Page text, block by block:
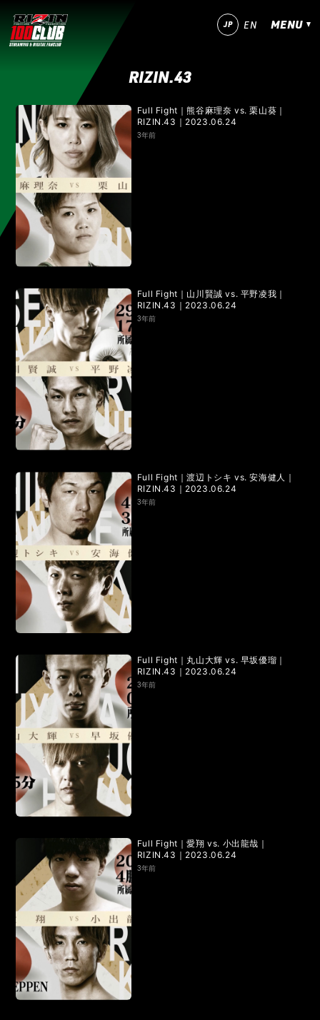
JP EN MENU
今すぐ登録！ ログイン
MATCHES
IZAの舞 SARABAの宴
RIZIN師走の超強者祭り
超RIZIN.4 真夏の喧嘩祭り
超RIZIN.2 超RIZIN
RIZIN.54 RIZIN.53 RIZIN.52 RIZIN.51
RIZIN.50 RIZIN DECADE【 雷神番外地 / RIZIN.49 】
RIZIN.48 RIZIN.47
RIZIN.44 RIZIN.43
RIZIN.40 RIZIN.39
RIZIN.32 RIZIN.31 RIZIN.30
RIZIN.28 RIZIN.27
RIZIN.24 RIZIN.23
RIZIN.20 RIZIN.19
RIZIN.10 RIZIN.9
RIZIN.5 RIZIN.4 RIZIN.3
TRIGGER 3rd TRIGGER 2nd
LANDMARK vol.17 LANDMARK vol.16
LANDMARK vol.15 LANDMARK vol.14
LANDMARK vol.13 LANDMARK vol.12
LANDMARK vol.11 LANDMARK vol.10
LANDMARK vol.9 LANDMARK vol.8
LANDMARK vol.7 LANDMARK vol.6
LANDMARK vol.5 LANDMARK vol.4
RIZIN.43
Full Fight｜熊谷麻理奈 vs. 栗山葵｜
RIZIN.43｜2023.06.24
3年前
Full Fight｜山川賢誠 vs. 平野凌我｜
RIZIN.43｜2023.06.24
3年前
Full Fight｜渡辺トシキ vs. 安海健人｜
RIZIN.43｜2023.06.24
3年前
Full Fight｜丸山大輝 vs. 早坂優瑠｜
RIZIN.43｜2023.06.24
3年前
Full Fight｜愛翔 vs. 小出龍哉｜
RIZIN.43｜2023.06.24
3年前